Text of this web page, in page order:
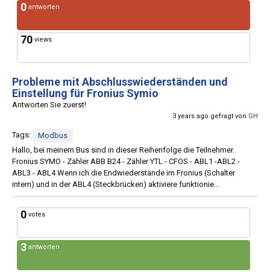
0 antworten
70 views
Probleme mit Abschlusswiederständen und
Einstellung für Fronius Symio
Antworten Sie zuerst!
3 years ago gefragt von GH
Tags:
Modbus
Hallo, bei meinem Bus sind in dieser Reihenfolge die Teilnehmer.
Fronius SYMO - Zähler ABB B24 - Zähler YTL - CFOS - ABL1 -ABL2 -
ABL3 - ABL4 Wenn ich die Endwiederstände im Fronius (Schalter
intern) und in der ABL4 (Steckbrücken) aktiviere funktionie...
0 votes
3 antworten